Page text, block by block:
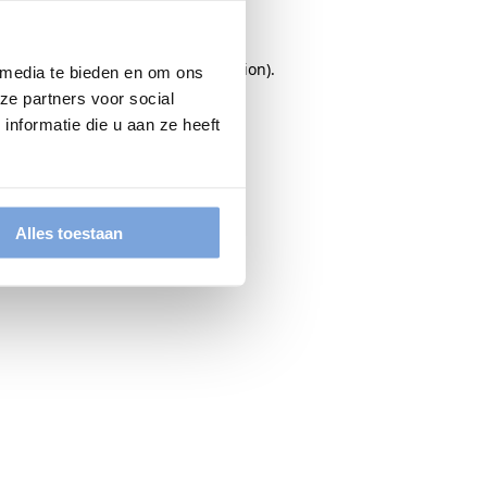
te bieden en om ons
partners voor social
die u aan ze heeft
Alles toestaan
consolefor more information).